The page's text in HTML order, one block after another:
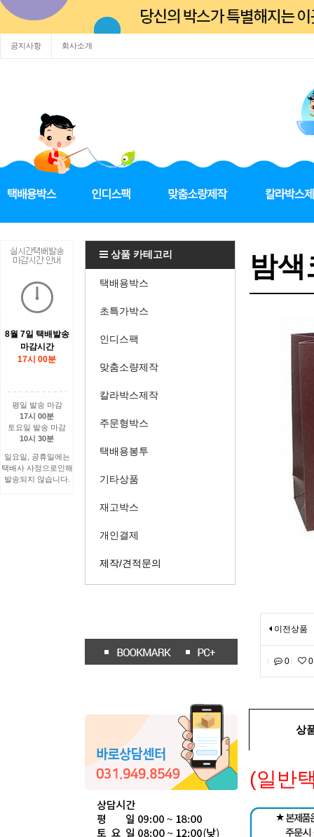
공지사항 회사소개
8월 7일 택배발송
마감시간
17시 00분
평일 발송 마감
17시 00분
토요일 발송 마감
10시 30분
일요일, 공휴일에는
택배사 사정으로인해
발송되지 않습니다.
상품 카테고리
택배용박스
초특가박스
인디스팩
맞춤소량제작
칼라박스제작
주문형박스
택배용봉투
기타상품
재고박스
개인결제
제작/견적문의
밤
이전상품
0 0
상
(일반